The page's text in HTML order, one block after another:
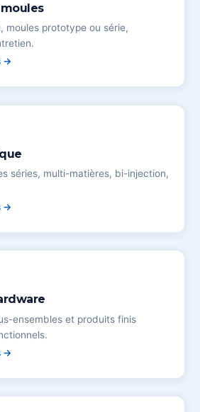
moules prototype ou série,
→
séries, multi-matières, bi-injection,
→
ensembles et produits finis
→